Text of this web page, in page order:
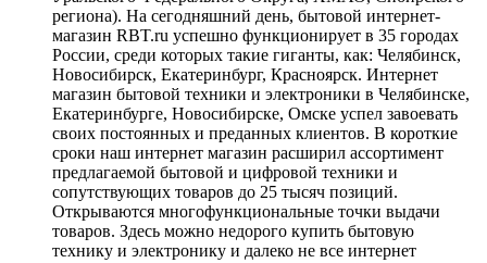
региона). На сегодняшний день, бытовой интернет-
магазин RBT.ru успешно функционирует в 35 городах
России, среди которых такие гиганты, как: Челябинск,
Новосибирск, Екатеринбург, Красноярск. Интернет
магазин бытовой техники и электроники в Челябинске,
Екатеринбурге, Новосибирске, Омске успел завоевать
своих постоянных и преданных клиентов. В короткие
сроки наш интернет магазин расширил ассортимент
предлагаемой бытовой и цифровой техники и
сопутствующих товаров до 25 тысяч позиций.
Открываются многофункциональные точки выдачи
товаров. Здесь можно недорого купить бытовую
технику и электронику и далеко не все интернет